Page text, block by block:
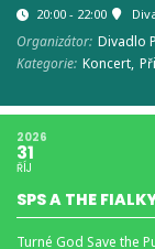
20:00 - 22:00
Organizátor: Divadlo
Kategorie: Koncert,
2026
31
ŘÍJ
SPS A THE
Turné God Save the